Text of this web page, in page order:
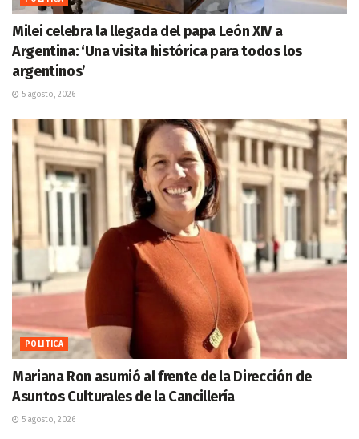
Milei celebra la llegada del papa León XIV a
Argentina: ‘Una visita histórica para todos los
argentinos’
5 agosto, 2026
POLITICA
Mariana Ron asumió al frente de la Dirección de
Asuntos Culturales de la Cancillería
5 agosto, 2026